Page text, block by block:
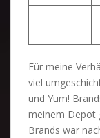
Für meine
viel
und Yum!
meinem Depot
Brands war